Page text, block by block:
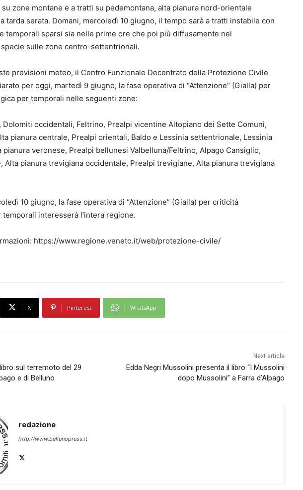
zone montane e a tratti su pedemontana, alta pianura nord-orientale
tarda serata. Domani, mercoledì 10 giugno, il tempo sarà a tratti instabile con
temporali sparsi sia nelle prime ore che poi più diffusamente nel
sulle zone centro-settentrionali.
previsioni meteo, il Centro Funzionale Decentrato della Protezione Civile
per oggi, martedì 9 giugno, la fase operativa di “Attenzione” (Gialla) per
per temporali nelle seguenti zone:
occidentali, Feltrino, Prealpi vicentine Altopiano dei Sette Comuni,
pianura centrale, Prealpi orientali, Baldo e Lessinia settentrionale, Lessinia
pianura veronese, Prealpi bellunesi Valbelluna/Feltrino, Alpago Cansiglio,
Alta pianura trevigiana occidentale, Prealpi trevigiane, Alta pianura trevigiana
10 giugno, la fase operativa di “Attenzione” (Gialla) per criticità
interesserà l’intera regione.
https://www.regione.veneto.it/web/protezione-civile/
X Pinterest WhatsApp
sul terremoto del 29
e di Belluno
Next article
Edda Negri Mussolini presenta il libro “I Mussolini
dopo Mussolini” a Farra d’Alpago
redazione
http://www.bellunopress.it